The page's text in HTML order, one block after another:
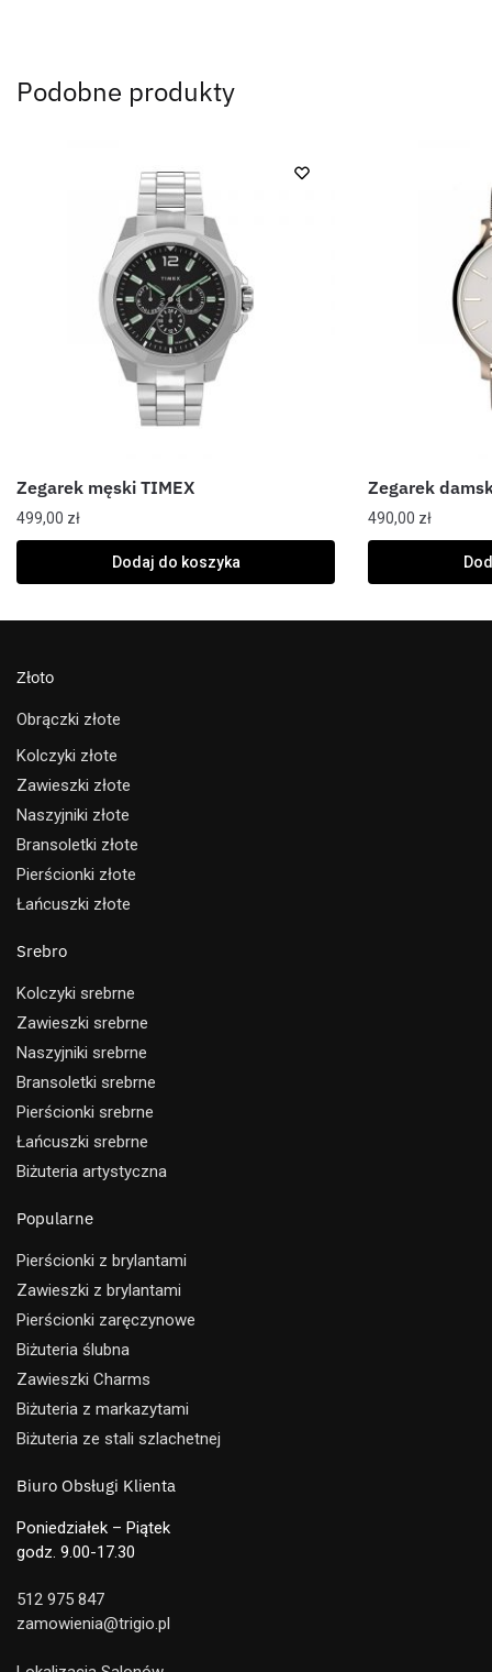
Podobne produkty
Zegarek męski TIMEX
499,00 zł
Dodaj do koszyka
Zegarek
490,00 zł
Złoto
Obrączki złote
Kolczyki złote
Zawieszki złote
Naszyjniki złote
Bransoletki złote
Pierścionki złote
Łańcuszki złote
Srebro
Kolczyki srebrne
Zawieszki srebrne
Naszyjniki srebrne
Bransoletki srebrne
Pierścionki srebrne
Łańcuszki srebrne
Biżuteria artystyczna
Popularne
Pierścionki z brylantami
Zawieszki z brylantami
Pierścionki zaręczynowe
Biżuteria ślubna
Zawieszki Charms
Biżuteria z markazytami
Biżuteria ze stali szlachetnej
Biuro Obsługi Klienta
Poniedziałek – Piątek
godz. 9.00-17.30
512 975 847
zamowienia@trigio.pl